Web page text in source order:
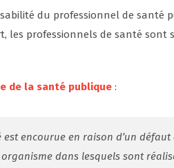
du professionnel de
les professionnels de santé
de la santé publique :
encourue en raison d’un
dans lesquels sont